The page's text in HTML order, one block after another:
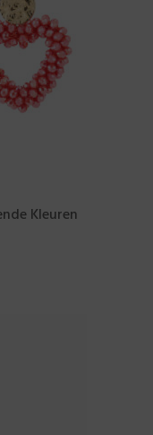
Kleuren